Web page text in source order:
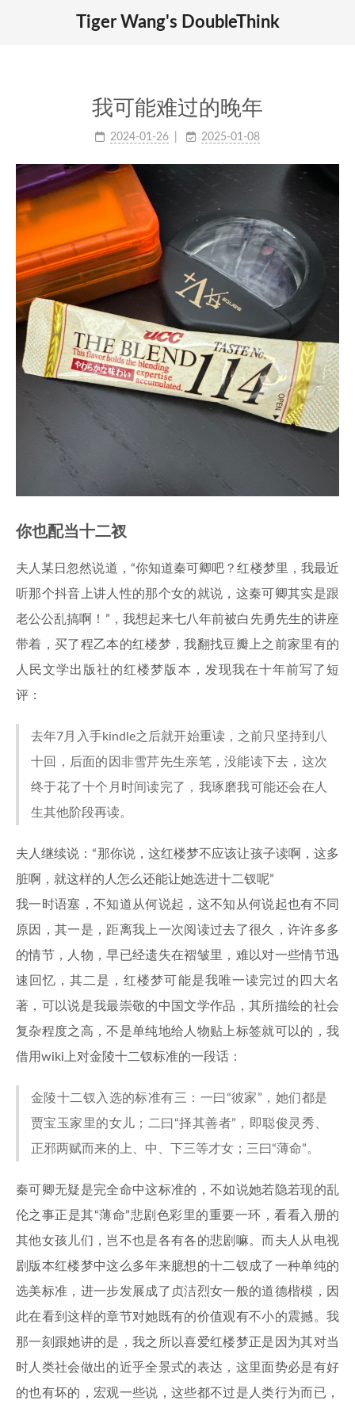
Tiger Wang's DoubleThink
我可能难过的晚年
2024-01-26 2025-01-08
你也配当十二衩
夫人某日忽然说道，“你知道秦可卿吧？红楼梦里，我最近
听那个抖音上讲人性的那个女的就说，这秦可卿其实是跟
老公公乱搞啊！”，我想起来七八年前被白先勇先生的讲座
带着，买了程乙本的红楼梦，我翻找豆瓣上之前家里有的
人民文学出版社的红楼梦版本，发现我在十年前写了短
评：
去年7月入手kindle之后就开始重读，之前只坚持到八
十回，后面的因非雪芹先生亲笔，没能读下去，这次
终于花了十个月时间读完了，我琢磨我可能还会在人
生其他阶段再读。
夫人继续说：“那你说，这红楼梦不应该让孩子读啊，这多
脏啊，就这样的人怎么还能让她选进十二钗呢”
我一时语塞，不知道从何说起，这不知从何说起也有不同
原因，其一是，距离我上一次阅读过去了很久，许许多多
的情节，人物，早已经遗失在褶皱里，难以对一些情节迅
速回忆，其二是，红楼梦可能是我唯一读完过的四大名
著，可以说是我最崇敬的中国文学作品，其所描绘的社会
复杂程度之高，不是单纯地给人物贴上标签就可以的，我
借用wiki上对金陵十二钗标准的一段话：
金陵十二钗入选的标准有三：一曰“彼家”，她们都是
贾宝玉家里的女儿；二曰“择其善者”，即聪俊灵秀、
正邪两赋而来的上、中、下三等才女；三曰“薄命”。
秦可卿无疑是完全命中这标准的，不如说她若隐若现的乱
伦之事正是其“薄命”悲剧色彩里的重要一环，看看入册的
其他女孩儿们，岂不也是各有各的悲剧嘛。而夫人从电视
剧版本红楼梦中这么多年来臆想的十二钗成了一种单纯的
选美标准，进一步发展成了贞洁烈女一般的道德楷模，因
此在看到这样的章节对她既有的价值观有不小的震撼。我
那一刻跟她讲的是，我之所以喜爱红楼梦正是因为其对当
时人类社会做出的近乎全景式的表达，这里面势必是有好
的也有坏的，宏观一些说，这些都不过是人类行为而已，